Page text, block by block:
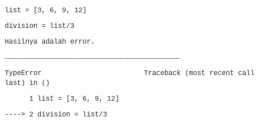
list = [3, 6, 9, 12]
division = list/3
Hasilnya adalah error.
---------------------------------------------------------------------------
TypeError Traceback (most recent call
last) in ()
1 list = [3, 6, 9, 12]
----> 2 division = list/3